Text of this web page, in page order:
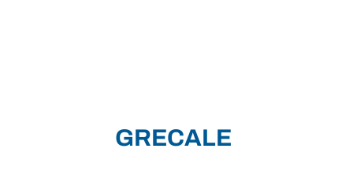
GRECALE